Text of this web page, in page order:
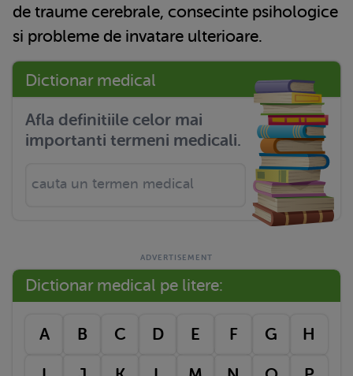
de traume cerebrale, consecinte psihologice
si probleme de invatare ulterioare.
Dictionar medical
Afla definitiile celor mai
importanti termeni medicali.
Dictionar medical pe litere:
A B C D E F G H